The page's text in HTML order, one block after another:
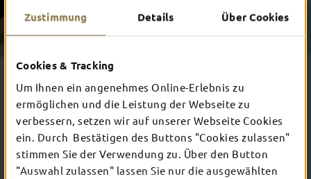
Zustimmung Details Über Cookies
Cookies & Tracking
Um Ihnen ein angenehmes Online-Erlebnis zu
ermöglichen und die Leistung der Webseite zu
verbessern, setzen wir auf unserer Webseite Cookies
ein. Durch Bestätigen des Buttons "Cookies zulassen"
stimmen Sie der Verwendung zu. Über den Button
"Auswahl zulassen" lassen Sie nur die ausgewählten
ERLEBNISWELT BLOCKFLÖTE
Zu sehen gibt es hier Exponate aus 180 Jahren
Instrumentenbau. Anfassen und Ausprobieren ist explizit
erlaubt. So macht ein Museum richtig Spaß!